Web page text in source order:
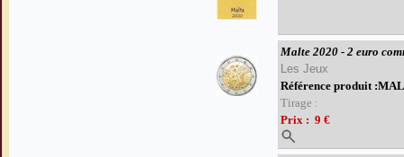
Malte 2020 - 2 euro
Les Jeux
Référence produit
Tirage :
Prix : 9 €